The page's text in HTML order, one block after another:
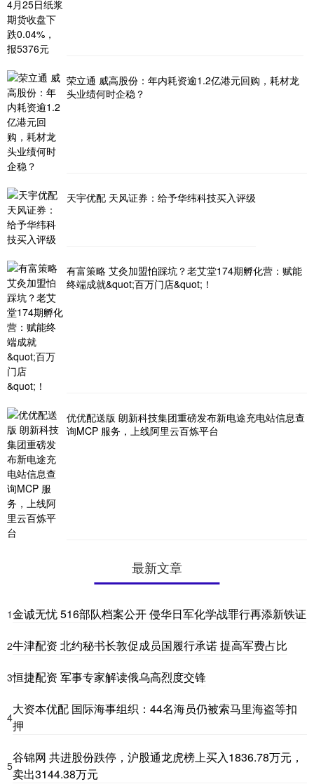
荣立通 威高股份：年内耗资逾1.2亿港元回购，耗材龙
头业绩何时企稳？
天宇优配 天风证券：给予华纬科技买入评级
有富策略 艾灸加盟怕踩坑？老艾堂174期孵化营：赋能
终端成就&quot;百万门店&quot;！
优优配送版 朗新科技集团重磅发布新电途充电站信息查
询MCP 服务，上线阿里云百炼平台
最新文章
1金诚无忧 516部队档案公开 侵华日军化学战罪行再添新铁证
2牛津配资 北约秘书长敦促成员国履行承诺 提高军费占比
3恒捷配资 军事专家解读俄乌高烈度交锋
4
大资本优配 国际海事组织：44名海员仍被索马里海盗等扣
押
5
谷锦网 共进股份跌停，沪股通龙虎榜上买入1836.78万元，
卖出3144.38万元